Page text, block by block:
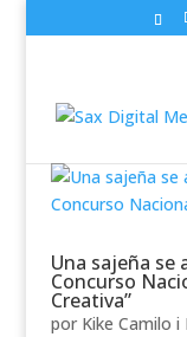
Una sajeña se
Concurso
Creativa”
por Kike Camilo i